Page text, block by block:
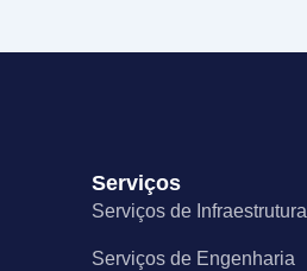
Serviços
Serviços de Infraestrutura
Serviços de Engenharia